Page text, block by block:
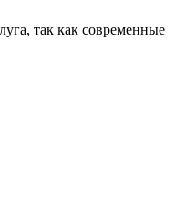
так как современные